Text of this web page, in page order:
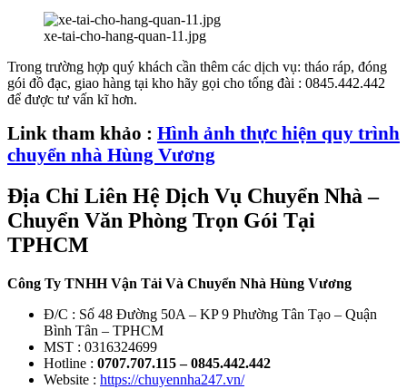
xe-tai-cho-hang-quan-11.jpg
Trong trường hợp quý khách cần thêm các dịch vụ: tháo ráp, đóng
gói đồ đạc, giao hàng tại kho hãy gọi cho tổng đài : 0845.442.442
để được tư vấn kĩ hơn.
Link tham khảo : Hình ảnh thực hiện quy trình
chuyển nhà Hùng Vương
Địa Chỉ Liên Hệ Dịch Vụ Chuyển Nhà –
Chuyển Văn Phòng Trọn Gói Tại
TPHCM
Công Ty TNHH Vận Tải Và Chuyển Nhà Hùng Vương
Đ/C : Số 48 Đường 50A – KP 9 Phường Tân Tạo – Quận
Bình Tân – TPHCM
MST : 0316324699
Hotline : 0707.707.115 – 0845.442.442
Website : https://chuyennha247.vn/